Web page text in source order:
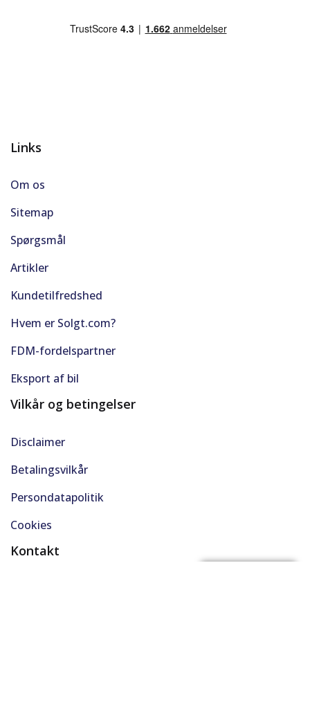
Links
Om os
Sitemap
Spørgsmål
Artikler
Kundetilfredshed
Hvem er Solgt.com?
FDM-fordelspartner
Eksport af bil
Vilkår og betingelser
Disclaimer
Betalingsvilkår
Persondatapolitik
Cookies
Kontakt